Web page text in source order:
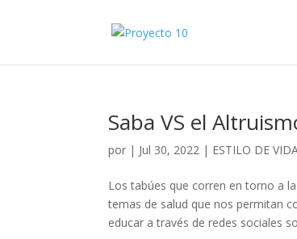
Saba VS el
por | Jul 30, 2022 | ESTILO DE
Los tabúes que corren en torno a
temas de salud que nos permitan
educar a través de redes sociales